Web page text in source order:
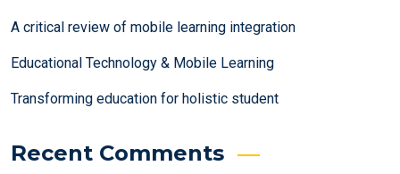
A critical review of mobile learning integration
Educational Technology & Mobile Learning
Transforming education for holistic student
Recent Comments